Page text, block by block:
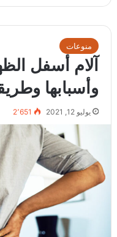
منوعات
آلام أسفل
وأسبابها
يوليو 12, 2021 2٬651